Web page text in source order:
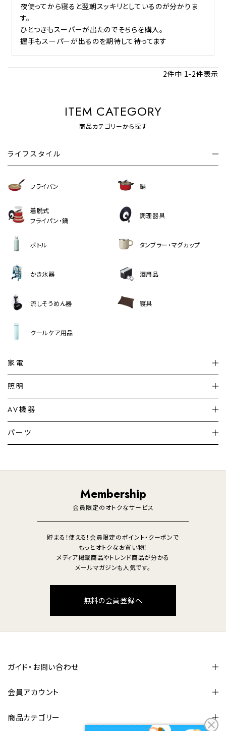
夜使ってから寝ると翌朝スッキリとしているのが分かりま
す。
ひとつきもスーパーが出たのでそちらを購入。
握手もスーパーが出るのを期待して待ってます
2件中 1-2件表示
ITEM CATEGORY
商品カテゴリーから探す
ライフスタイル
フライパン 鍋
着脱式
フライパン・鍋
調理器具
ボトル タンブラー・マグカップ
かき氷器 酒用品
流しそうめん器 寝具
クールケア用品
家電
加湿器・空気清浄機
暖房機 掃除機
調理家電 生活家電
照明
シーリングライト
デスクライト
AV機器
テレビ
パーツ
Membership
会員限定のオトクなサービス
貯まる！使える！会員限定のポイント・クーポンで
もっとオトクなお買い物！
メディア掲載商品やトレンド商品が分かる
メールマガジンも人気です。
無料の会員登録へ
ガイド・お問い合わせ
会員アカウント
商品カテゴリー